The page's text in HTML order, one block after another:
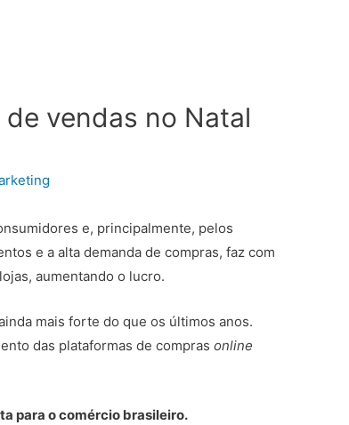
vendas no Natal
e, principalmente, pelos
e a alta demanda de compras, faz com
aumentando o lucro.
mais forte do que os últimos anos.
das plataformas de comprasonline
para o comércio brasileiro.